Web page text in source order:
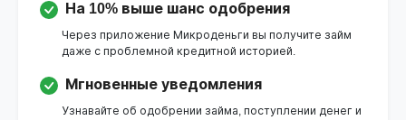
На 10% выше шанс одобрения
Через приложение Микроденьги вы получите займ
даже с проблемной кредитной историей.
Мгновенные уведомления
Узнавайте об одобрении займа, поступлении денег и